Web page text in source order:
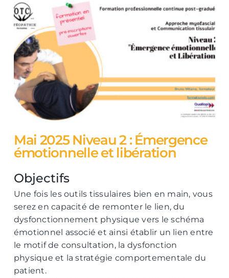
Mai 2025 Niveau 2 : Émergence
émotionnelle et libération
Objectifs
Une fois les outils tissulaires bien en main, vous
serez en capacité de remonter le lien, du
dysfonctionnement physique vers le schéma
émotionnel associé et ainsi établir un lien entre
le motif de consultation, la dysfonction
physique et la stratégie comportementale du
patient.